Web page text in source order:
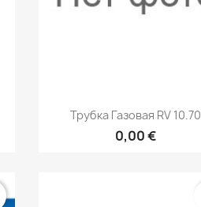
Быстрый просмотр
Трубка Газовая RV 10.70
0,00 €